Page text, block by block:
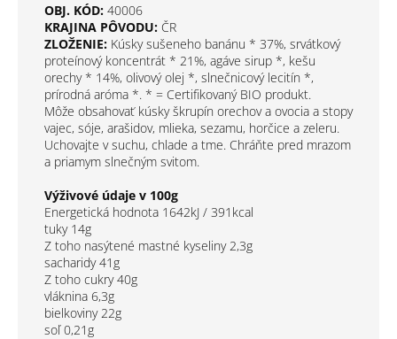
OBJ. KÓD: 40006
KRAJINA PÔVODU: ČR
ZLOŽENIE: Kúsky sušeneho banánu * 37%, srvátkový
proteínový koncentrát * 21%, agáve sirup *, kešu
orechy * 14%, olivový olej *, slnečnicový lecitín *,
prírodná aróma *. * = Certifikovaný BIO produkt.
Môže obsahovať kúsky škrupín orechov a ovocia a stopy
vajec, sóje, arašidov, mlieka, sezamu, horčice a zeleru.
Uchovajte v suchu, chlade a tme. Chráňte pred mrazom
a priamym slnečným svitom.
Výživové údaje v 100g
Energetická hodnota 1642kJ / 391kcal
tuky 14g
Z toho nasýtené mastné kyseliny 2,3g
sacharidy 41g
Z toho cukry 40g
vláknina 6,3g
bielkoviny 22g
soľ 0,21g